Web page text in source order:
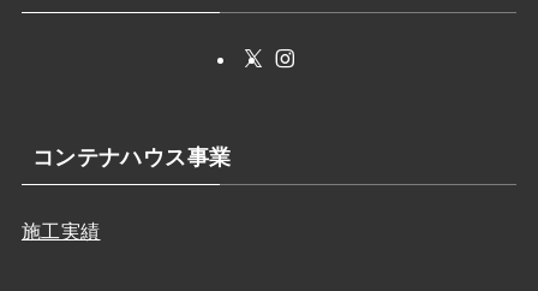
コンテナハウス事業
施工実績